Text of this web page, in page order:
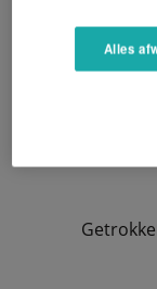
Alles